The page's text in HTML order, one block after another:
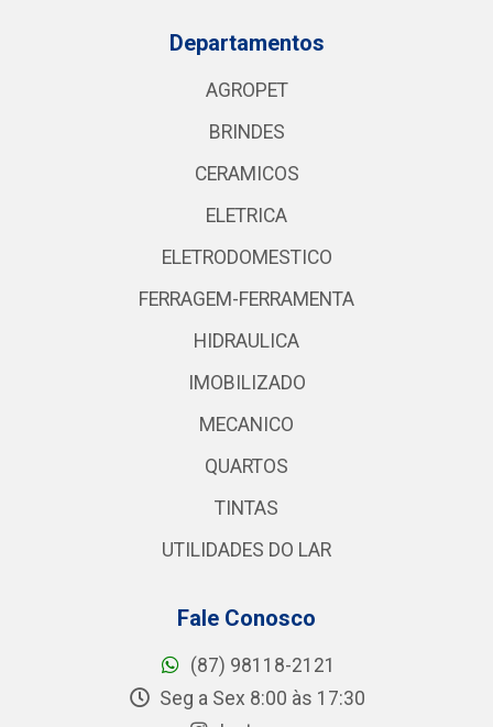
Departamentos
AGROPET
BRINDES
CERAMICOS
ELETRICA
ELETRODOMESTICO
FERRAGEM-FERRAMENTA
HIDRAULICA
IMOBILIZADO
MECANICO
QUARTOS
TINTAS
UTILIDADES DO LAR
Fale Conosco
(87) 98118-2121
Seg a Sex 8:00 às 17:30